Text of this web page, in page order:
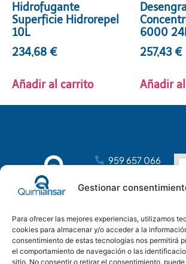
Gestionar
Para ofrecer las mejores experiencias, utilizamos
cookies para almacenar y/o acceder a la
consentimiento de estas tecnologías nos permitirá
el comportamiento de navegación o las
sitio. No consentir o retirar el consentimiento,
Hidrofugante
Superficie Hidrorepel
10L
234,68 €
Añadir al carrito
6000
257,43 €
Añadir
959 657 066
Tartessos, C.
C, nave 14
21610 San Juan